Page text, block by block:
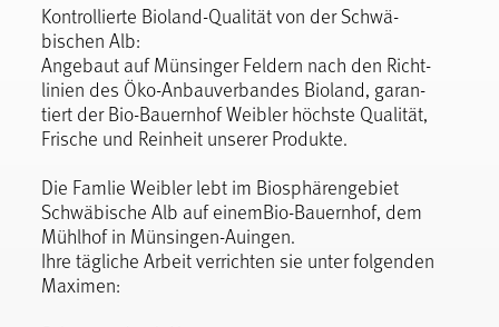
Kontrol­lierte Bio­land-Quali­tät von der Schwä­
bischen Alb:
An­ge­baut auf Münsinger Fel­dern nach den Richt­
linien des Öko-An­bau­ver­ban­des Bio­land, garan­
tiert der Bio-Bauernhof Weibler höch­ste Qualit­ät,
Fri­sche und Rein­heit unserer Produkte.
Die Famlie Weibler lebt im Biosphärengebiet
Schwäbische Alb auf einemBio-Bauernhof, dem
Mühlhof in Münsingen-Auingen.
Ihre tägliche Arbeit verrichten sie unter folgenden
Maximen: